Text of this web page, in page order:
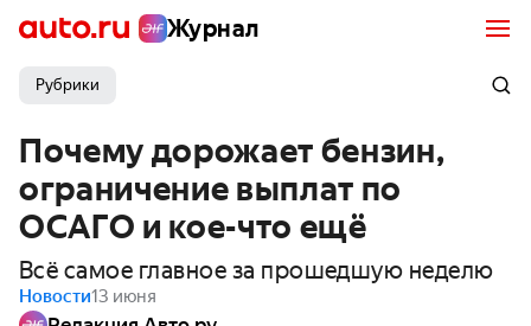
Журнал
Рубрики
Почему дорожает бензин,
ограничение выплат по
ОСАГО и кое-что ещё
Всё самое главное за прошедшую неделю
Новости13 июня